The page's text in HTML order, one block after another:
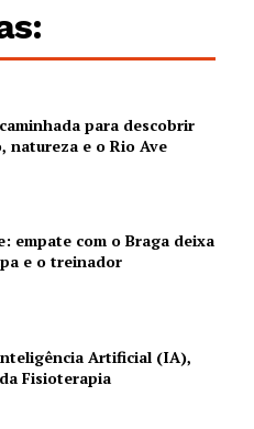
para descobrir
natureza e o Rio Ave
empate com o Braga deixa
e o treinador
Artificial (IA),
Fisioterapia